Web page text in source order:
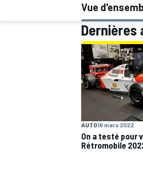
MOTOGP
Vue
Dernières
AUTO16 mars 2022
On a testé pour
Rétromobile